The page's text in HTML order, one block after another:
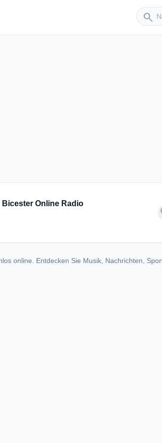
search
Sender
Online Radio
online. Entdecken Sie Musik, Nachrichten,